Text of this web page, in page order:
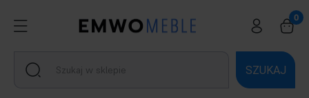
SZUKAJ